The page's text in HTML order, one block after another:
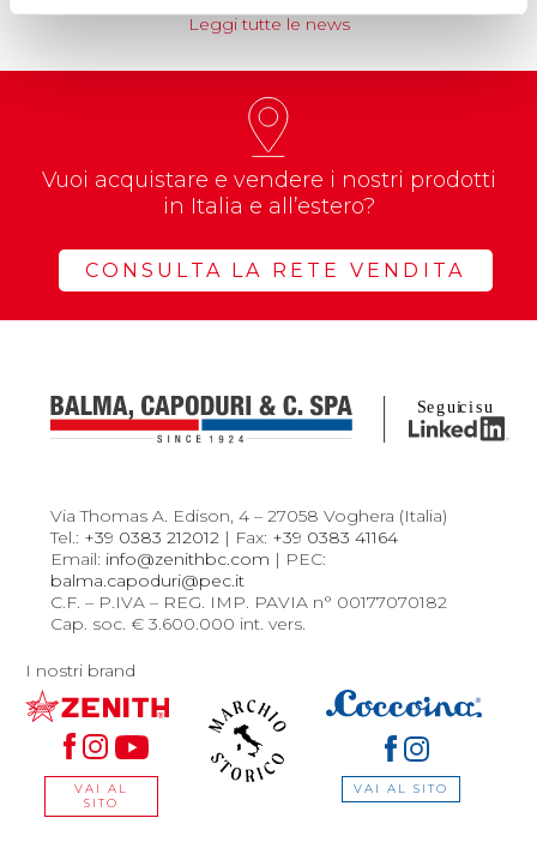
Leggi tutte le news
Vuoi acquistare e vendere i nostri prodotti
in Italia e all’estero?
CONSULTA LA RETE VENDITA
Via Thomas A. Edison, 4 – 27058 Voghera (Italia)
Tel.: +39 0383 212012 | Fax: +39 0383 41164
Email: info@zenithbc.com | PEC:
balma.capoduri@pec.it
C.F. – P.IVA – REG. IMP. PAVIA n° 00177070182
Cap. soc. € 3.600.000 int. vers.
I nostri brand
VAI AL
SITO
VAI AL SITO